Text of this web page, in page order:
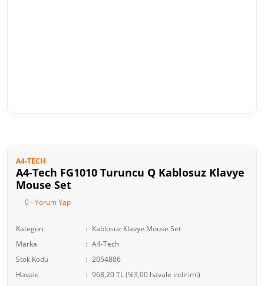
A4-TECH
A4-Tech FG1010 Turuncu Q Kablosuz Klavye
Mouse Set
0 - Yorum Yap
Kategori
Kablosuz Klavye Mouse Set
Marka
A4-Tech
Stok Kodu
2054886
Havale
968,20 TL (%3,00 havale indirimi)